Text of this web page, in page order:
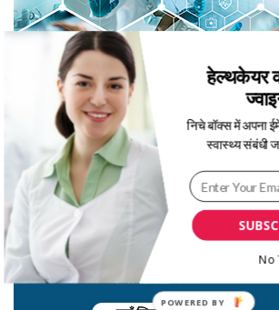
हेल्थकेयर
निचे बॉक्स में अपना
स्वास्थ्य संबंधी
No
POWERED